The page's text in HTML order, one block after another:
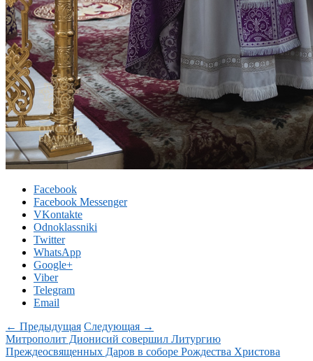
Facebook
Facebook Messenger
VKontakte
Odnoklassniki
Twitter
WhatsApp
Google+
Viber
Telegram
Email
← Предыдущая Следующая →
Митрополит Дионисий совершил Литургию
Преждеосвященных Даров в соборе Рождества Христова